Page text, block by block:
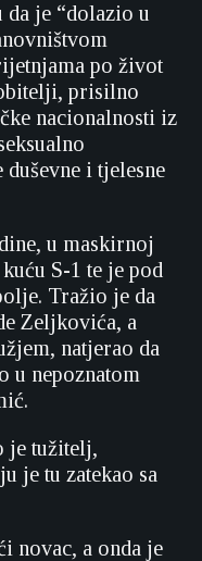
je “dolazio u
po život
prisilno
nacionalnosti iz
i tjelesne
u maskirnoj
S-1 te je pod
Tražio je da
Zeljkovića, a
natjerao da
u nepoznatom
je tužitelj,
je tu zatekao sa
novac, a onda je